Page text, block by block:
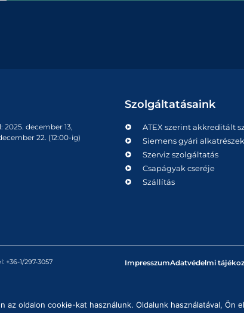
december 13,
22. (12:00-ig)
Szolgáltatásaink
ATEX szerint akkreditált
Siemens gyári alkatrészek
Szerviz szolgáltatás
Csapágyak cseréje
Szállítás
+36-1/297-3057
ImpresszumAdatvédelmi
az oldalon cookie-kat használunk. Oldalunk használatával, Ön